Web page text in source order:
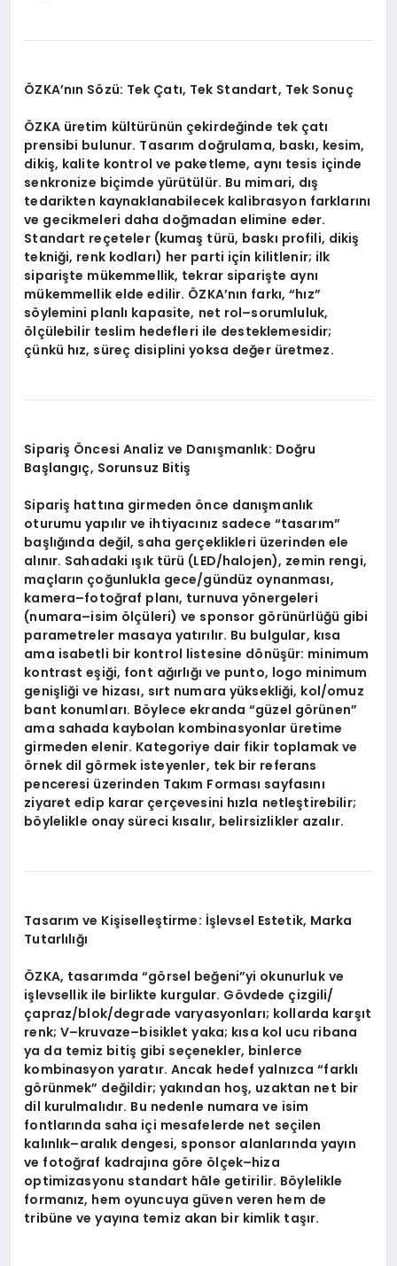
ÖZKA’nın Sözü: Tek Çatı, Tek Standart, Tek Sonuç
ÖZKA üretim kültürünün çekirdeğinde tek çatı
prensibi bulunur. Tasarım doğrulama, baskı, kesim,
dikiş, kalite kontrol ve paketleme, aynı tesis içinde
senkronize biçimde yürütülür. Bu mimari, dış
tedarikten kaynaklanabilecek kalibrasyon farklarını
ve gecikmeleri daha doğmadan elimine eder.
Standart reçeteler (kumaş türü, baskı profili, dikiş
tekniği, renk kodları) her parti için kilitlenir; ilk
siparişte mükemmellik, tekrar siparişte aynı
mükemmellik elde edilir. ÖZKA’nın farkı, “hız”
söylemini planlı kapasite, net rol–sorumluluk,
ölçülebilir teslim hedefleri ile desteklemesidir;
çünkü hız, süreç disiplini yoksa değer üretmez.
Sipariş Öncesi Analiz ve Danışmanlık: Doğru
Başlangıç, Sorunsuz Bitiş
Sipariş hattına girmeden önce danışmanlık
oturumu yapılır ve ihtiyacınız sadece “tasarım”
başlığında değil, saha gerçeklikleri üzerinden ele
alınır. Sahadaki ışık türü (LED/halojen), zemin rengi,
maçların çoğunlukla gece/gündüz oynanması,
kamera–fotoğraf planı, turnuva yönergeleri
(numara–isim ölçüleri) ve sponsor görünürlüğü gibi
parametreler masaya yatırılır. Bu bulgular, kısa
ama isabetli bir kontrol listesine dönüşür: minimum
kontrast eşiği, font ağırlığı ve punto, logo minimum
genişliği ve hizası, sırt numara yüksekliği, kol/omuz
bant konumları. Böylece ekranda “güzel görünen”
ama sahada kaybolan kombinasyonlar üretime
girmeden elenir. Kategoriye dair fikir toplamak ve
örnek dil görmek isteyenler, tek bir referans
penceresi üzerinden Takım Forması sayfasını
ziyaret edip karar çerçevesini hızla netleştirebilir;
böylelikle onay süreci kısalır, belirsizlikler azalır.
Tasarım ve Kişiselleştirme: İşlevsel Estetik, Marka
Tutarlılığı
ÖZKA, tasarımda “görsel beğeni”yi okunurluk ve
işlevsellik ile birlikte kurgular. Gövdede çizgili/
çapraz/blok/degrade varyasyonları; kollarda karşıt
renk; V–kruvaze–bisiklet yaka; kısa kol ucu ribana
ya da temiz bitiş gibi seçenekler, binlerce
kombinasyon yaratır. Ancak hedef yalnızca “farklı
görünmek” değildir; yakından hoş, uzaktan net bir
dil kurulmalıdır. Bu nedenle numara ve isim
fontlarında saha içi mesafelerde net seçilen
kalınlık–aralık dengesi, sponsor alanlarında yayın
ve fotoğraf kadrajına göre ölçek–hiza
optimizasyonu standart hâle getirilir. Böylelikle
formanız, hem oyuncuya güven veren hem de
tribüne ve yayına temiz akan bir kimlik taşır.